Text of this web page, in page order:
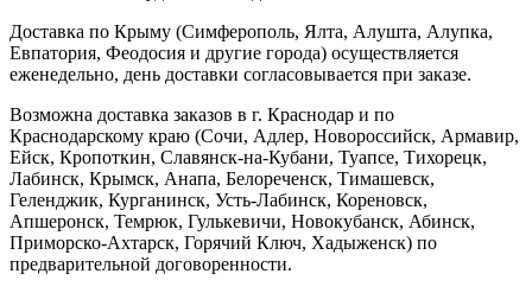
Доставка по Крыму (Симферополь, Ялта, Алушта, Алупка,
Евпатория, Феодосия и другие города) осуществляется
еженедельно, день доставки согласовывается при заказе.
Возможна доставка заказов в г. Краснодар и по
Краснодарскому краю (Сочи, Адлер, Новороссийск, Армавир,
Ейск, Кропоткин, Славянск-на-Кубани, Туапсе, Тихорецк,
Лабинск, Крымск, Анапа, Белореченск, Тимашевск,
Геленджик, Курганинск, Усть-Лабинск, Кореновск,
Апшеронск, Темрюк, Гулькевичи, Новокубанск, Абинск,
Приморско-Ахтарск, Горячий Ключ, Хадыженск) по
предварительной договоренности.